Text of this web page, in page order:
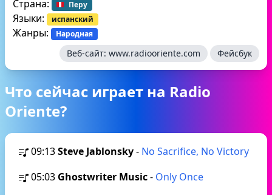
Страна:
Перу
Языки: испанский
Жанры: Народная
Веб-сайт: www.radiooriente.com Фейсбук
Что сейчас играет на Radio
Oriente?
09:13Steve Jablonsky- No Sacrifice, No Victory
05:03 Ghostwriter Music- Only Once